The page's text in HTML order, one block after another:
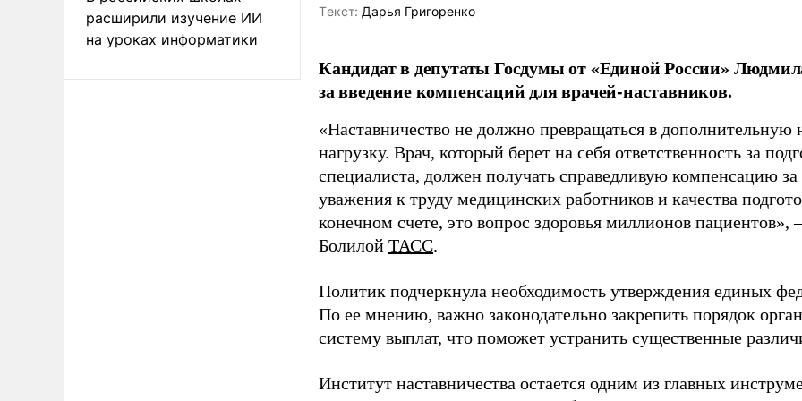
расширили изучение ИИ
на уроках информатики
Tекст: Дарья Григоренко
Кандидат в депутаты Госдумы от «Единой России»
за введение компенсаций для врачей-наставников.
«Наставничество не должно превращаться в дополнительную
нагрузку. Врач, который берет на себя ответственность за
специалиста, должен получать справедливую компенсацию за
уважения к труду медицинских работников и качества
конечном счете, это вопрос здоровья миллионов пациентов»,
Болилой ТАСС.
Политик подчеркнула необходимость утверждения единых
По ее мнению, важно законодательно закрепить порядок
систему выплат, что поможет устранить существенные
Институт наставничества остается одним из главных